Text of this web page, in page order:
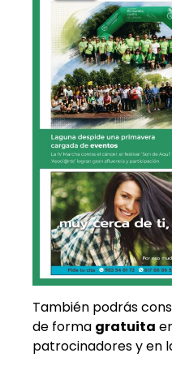
También podrás
de forma gratuita
patrocinadores y en